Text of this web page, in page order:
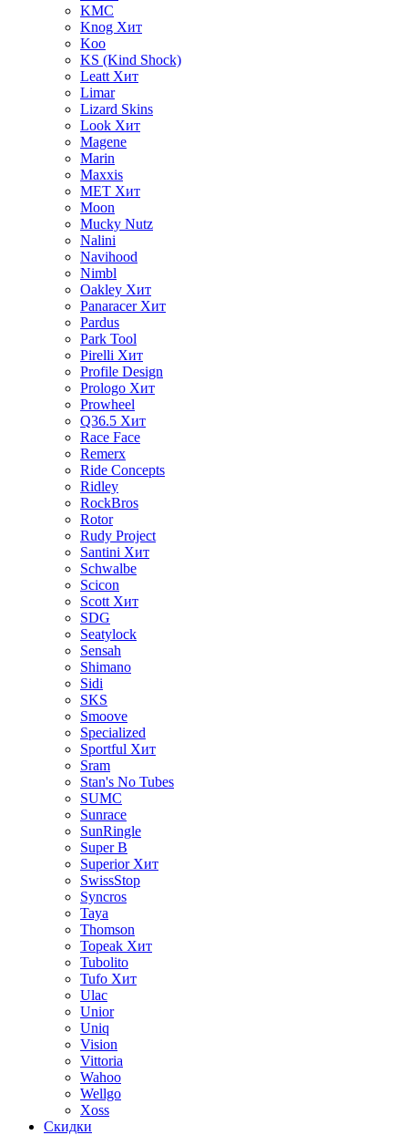
KMC
Knog Хит
Koo
KS (Kind Shock)
Leatt Хит
Limar
Lizard Skins
Look Хит
Magene
Marin
Maxxis
MET Хит
Moon
Mucky Nutz
Nalini
Navihood
Nimbl
Oakley Хит
Panaracer Хит
Pardus
Park Tool
Pirelli Хит
Profile Design
Prologo Хит
Prowheel
Q36.5 Хит
Race Face
Remerx
Ride Concepts
Ridley
RockBros
Rotor
Rudy Project
Santini Хит
Schwalbe
Scicon
Scott Хит
SDG
Seatylock
Sensah
Shimano
Sidi
SKS
Smoove
Specialized
Sportful Хит
Sram
Stan's No Tubes
SUMC
Sunrace
SunRingle
Super B
Superior Хит
SwissStop
Syncros
Taya
Thomson
Topeak Хит
Tubolito
Tufo Хит
Ulac
Unior
Uniq
Vision
Vittoria
Wahoo
Wellgo
Xoss
Скидки